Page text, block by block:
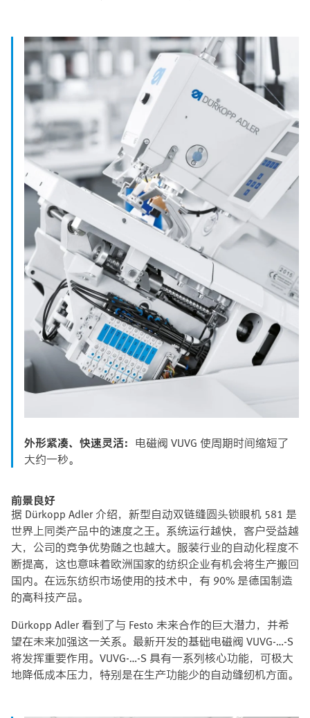
外形紧凑、快速灵活： 电磁阀 VUVG 使周期时间缩短了
大约一秒。
前景良好
据 Dürkopp Adler 介绍，新型自动双链缝圆头锁眼机 581 是
世界上同类产品中的速度之王。系统运行越快，客户受益越
大，公司的竞争优势随之也越大。服装行业的自动化程度不
断提高，这也意味着欧洲国家的纺织企业有机会将生产搬回
国内。在远东纺织市场使用的技术中，有 90% 是德国制造
的高科技产品。
Dürkopp Adler 看到了与 Festo 未来合作的巨大潜力，并希
望在未来加强这一关系。最新开发的基础电磁阀 VUVG-…-S
将发挥重要作用。VUVG-…-S 具有一系列核心功能，可极大
地降低成本压力，特别是在生产功能少的自动缝纫机方面。